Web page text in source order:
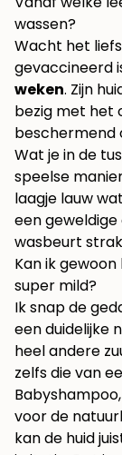
wassen?
Wacht het
gevaccineerd
weken. Zijn
bezig met het
beschermend
Wat je in de
speelse
laagje lauw
een
wasbeurt
Kan ik
super mild?
Ik snap de
een duidelijke
heel andere
zelfs die van
voor de
kan de huid